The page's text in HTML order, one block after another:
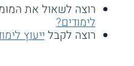
רוצה לשאול את
לימודים?
רוצה לקבל ייעוץ